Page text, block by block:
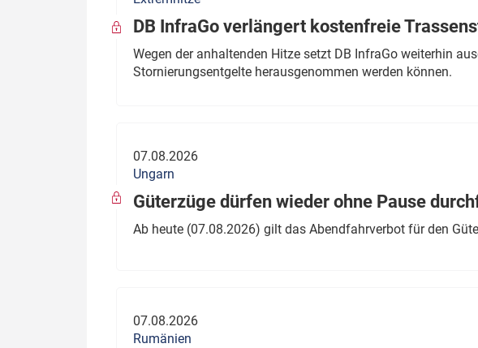
DB InfraGo verlängert kostenfreie
Wegen der anhaltenden Hitze setzt DB InfraGo weiterhin
Stornierungsentgelte herausgenommen werden können.
07.08.2026
Ungarn
Güterzüge dürfen wieder ohne Pause
Ab heute (07.08.2026) gilt das Abendfahrverbot für den
07.08.2026
Rumänien